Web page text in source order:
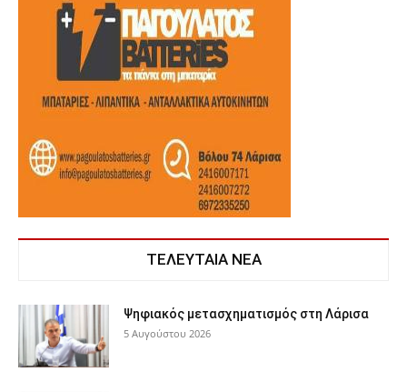
ΤΕΛΕΥΤΑΙΑ ΝΕΑ
Ψηφιακός μετασχηματισμός στη Λάρισα
5 Αυγούστου 2026